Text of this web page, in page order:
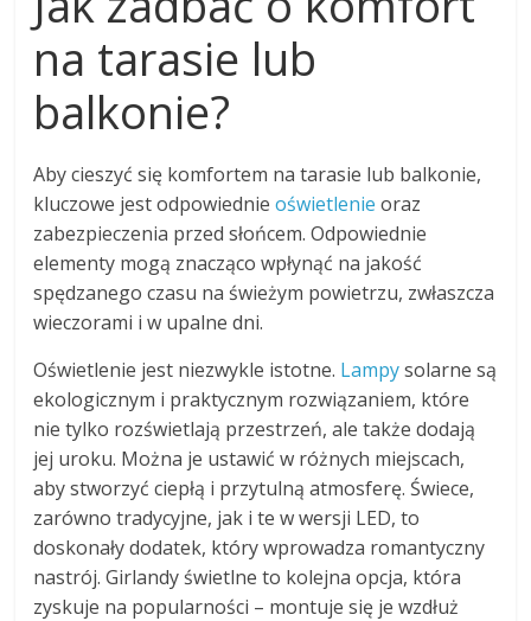
na tarasie lub
balkonie?
Aby cieszyć się komfortem na tarasie lub balkonie,
kluczowe jest odpowiednieoświetlenie oraz
zabezpieczenia przed słońcem. Odpowiednie
elementy mogą znacząco wpłynąć na jakość
spędzanego czasu na świeżym powietrzu, zwłaszcza
wieczorami i w upalne dni.
Oświetlenie jest niezwykle istotne. Lampysolarne są
ekologicznym i praktycznym rozwiązaniem, które
nie tylko rozświetlają przestrzeń, ale także dodają
jej uroku. Można je ustawić w różnych miejscach,
aby stworzyć ciepłą i przytulną atmosferę. Świece,
zarówno tradycyjne, jak i te w wersji LED, to
doskonały dodatek, który wprowadza romantyczny
nastrój. Girlandy świetlne to kolejna opcja, która
zyskuje na popularności – montuje się je wzdłuż